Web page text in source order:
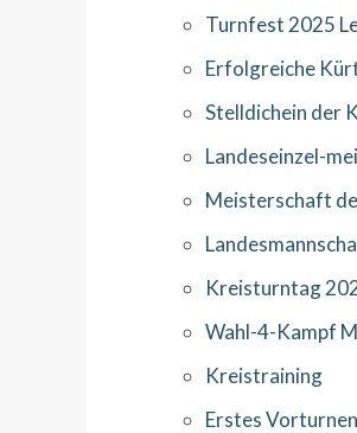
Turnfest 2025
Erfolgreiche
Stelldichein der
Landeseinzel-
Meisterschaft
Kreisturntag
Wahl-4-Kampf
Kreistraining
Erstes